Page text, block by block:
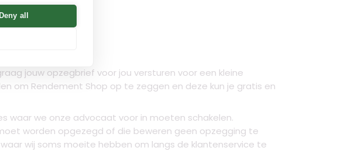
Deny all
jouw opzegbrief voor jou versturen voor een kleine
om Rendement Shop op te zeggen en deze kun je gratis en
waar we onze advocaat voor in moeten schakelen.
worden opgezegd of die beweren geen opzegging te
wij soms moeite hebben om langs de klantenservice te